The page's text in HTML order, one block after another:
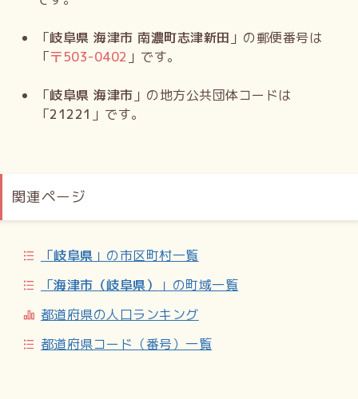
「岐阜県 海津市 南濃町志津新田 」の郵便番号は
「〒503-0402 」です。
「岐阜県 海津市 」の地方公共団体コードは
「21221 」です。
関連ページ
「岐阜県 」の市区町村一覧
「海津市（岐阜県）
」の町域一覧
都道府県の人口ランキング
都道府県コード（番号）一覧